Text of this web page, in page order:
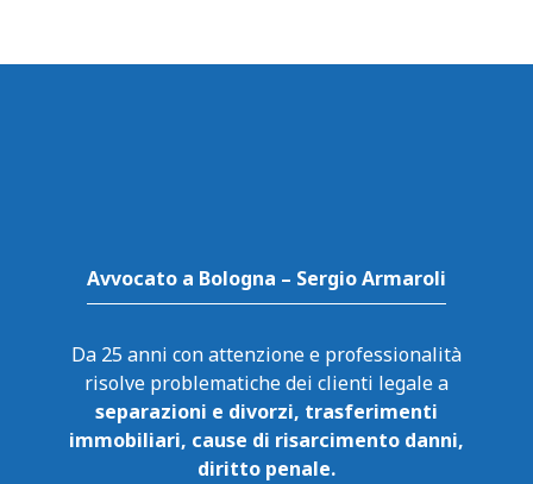
Avvocato a Bologna – Sergio Armaroli
Da 25 anni con attenzione e professionalità
separazioni e divorzi, trasferimenti
immobiliari, cause di risarcimento danni,
diritto penale.